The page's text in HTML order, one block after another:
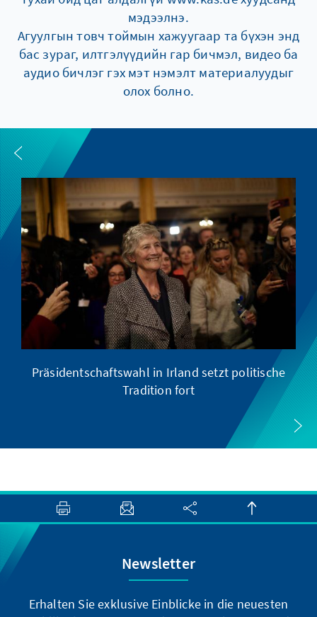
мэдээлнэ.
Агуулгын товч тоймын хажуугаар та бүхэн энд
бас зураг, илтгэлүүдийн гар бичмэл, видео ба
аудио бичлэг гэх мэт нэмэлт материалуудыг
олох болно.
Präsidentschaftswahl in Irland setzt politische
Tradition fort
Newsletter
Erhalten Sie exklusive Einblicke in die neuesten